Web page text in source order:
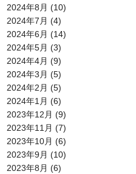
2024年8月 (10)
2024年7月 (4)
2024年6月 (14)
2024年5月 (3)
2024年4月 (9)
2024年3月 (5)
2024年2月 (5)
2024年1月 (6)
2023年12月 (9)
2023年11月 (7)
2023年10月 (6)
2023年9月 (10)
2023年8月 (6)